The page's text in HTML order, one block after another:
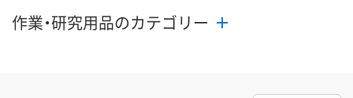
作業・研究用品のカテゴリー